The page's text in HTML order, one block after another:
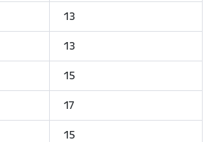
13
13
15
17
15